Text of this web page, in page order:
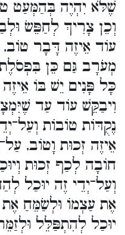
שֶׁלֹּא יִהְיֶה בְּהַמְּעַט
וְכֵן צָרִיךְ לְחַפֵּשׂ
עוֹד אֵיזֶה דָּבָר
מְעֹרָב גַּם כֵּן
כָּל פָּנִים יֵשׁ בּוֹ
וִיבַקֵּשׁ עוֹד עַד
נֶקֻדּוֹת טוֹבוֹת
אֵיזֶה זְכוּת וָטוֹב,
חוֹבָה לְכַף זְכוּת
וְעַל־יְדֵי זֶה יוּכַל
אֶת עַצְמוֹ וּלְשַׂמֵּחַ אֶת
יוּכַל לְהִתְפַּלֵּל